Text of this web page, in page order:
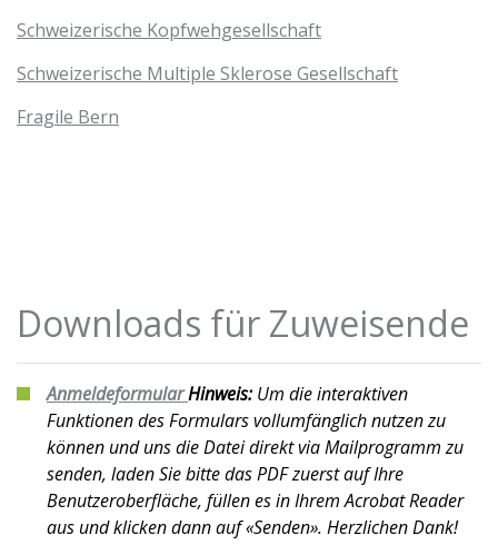
Schweizerische Kopfwehgesellschaft
Schweizerische Multiple Sklerose Gesellschaft
Fragile Bern
Downloads für Zuweisende
AnmeldeformularHinweis:Um die interaktiven
Funktionen des Formulars vollumfänglich nutzen zu
können und uns die Datei direkt via Mailprogramm zu
senden, laden Sie bitte das PDF zuerst auf Ihre
Benutzeroberfläche, füllen es in Ihrem Acrobat Reader
aus und klicken dann auf«Senden». Herzlichen Dank!